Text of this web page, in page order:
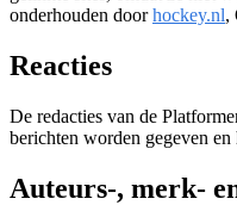
onderhouden doorhockey.nl,
Reacties
De redacties van de
berichten worden gegeven
Auteurs-, merk-